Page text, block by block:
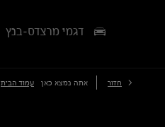
דגמי מרצדס-בנץ
חזור אתה נמצא כאן עמוד הבית